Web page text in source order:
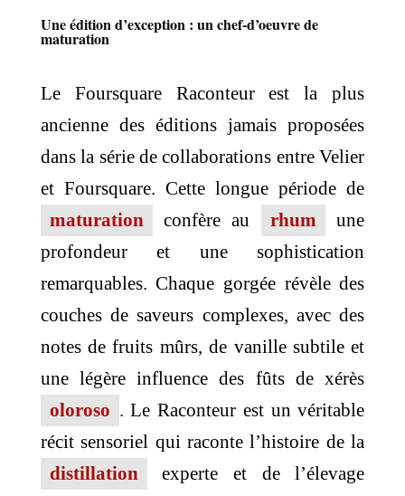
Une édition d’exception : un chef-d’oeuvre de
maturation
Le Foursquare Raconteur est la plus
ancienne des éditions jamais proposées
dans la série de collaborations entre Velier
et Foursquare. Cette longue période de
maturation
confère au rhum
une
profondeur et une sophistication
remarquables. Chaque gorgée révèle des
couches de saveurs complexes, avec des
notes de fruits mûrs, de vanille subtile et
une légère influence des fûts de xérès
oloroso . Le Raconteur est un véritable
récit sensoriel qui raconte l’histoire de la
distillation
experte et de l’élevage